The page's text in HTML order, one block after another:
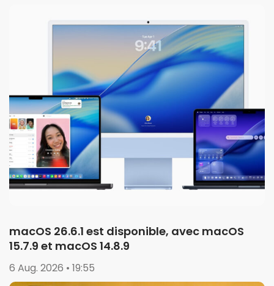
macOS 26.6.1 est disponible, avec macOS
15.7.9 et macOS 14.8.9
6 Aug. 2026 • 19:55